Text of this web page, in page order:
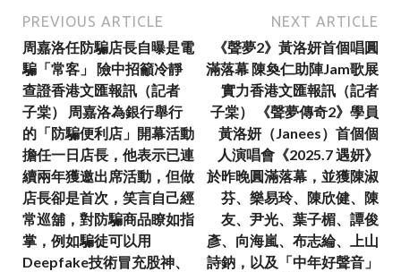
PREVIOUS ARTICLE
周嘉洛任防騙店長自曝是電
騙「常客」 險中招籲冷靜
查證香港文匯報訊（記者
子棠） 周嘉洛為銀行舉行
的「防騙便利店」開幕活動
擔任一日店長，他表示已連
續兩年獲邀出席活動，但做
店長卻是首次，笑言自己經
常巡舖，對防騙商品瞭如指
掌，例如騙徒可以用
Deepfake技術冒充股神、
NEXT ARTICLE
《聲夢2》黃洛妍首個唱圓
滿落幕 陳奐仁助陣Jam歌展
實力香港文匯報訊（記者
子棠） 《聲夢傳奇2》學員
黃洛妍（Janees）首個個
人演唱會《2025.7 遇妍》
於昨晚圓滿落幕，並獲陳淑
芬、樂易玲、陳欣健、陳
友、尹光、葉子楣、譚俊
彥、向海嵐、布志綸、上山
詩鈉，以及「中年好聲音」